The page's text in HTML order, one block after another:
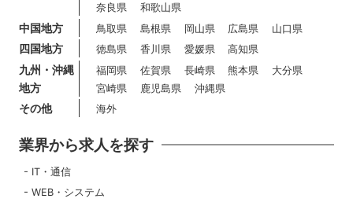
奈良県
和歌山県
中国地方 鳥取県 島根県 岡山県 広島県 山口県
四国地方 徳島県 香川県 愛媛県 高知県
九州・沖縄
地方
福岡県 佐賀県 長崎県 熊本県
大分県
宮崎県
鹿児島県 沖縄県
その他 海外
業界から求人を探す
IT・通信
WEB・システム